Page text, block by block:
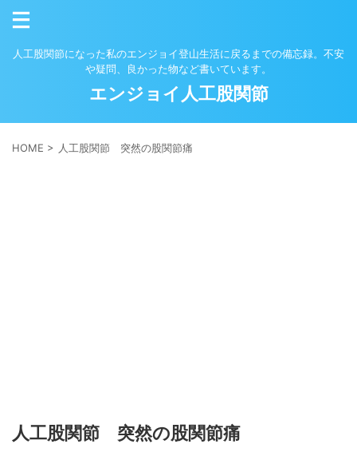
人工股関節になった私のエンジョイ登山生活に戻るまでの備忘録。不安
や疑問、良かった物など書いています。
エンジョイ人工股関節
HOME > 人工股関節 突然の股関節痛
人工股関節 突然の股関節痛